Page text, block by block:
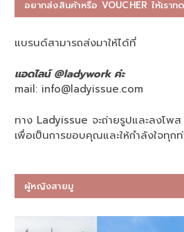
อยากส่งสินค้าหรือ VOUCHER ให้เรา
แบรนด์สามารถส่งมาให้ได้ที่
แอดไลน์ @ladywork ค่ะ
mail: info@ladyissue.com
ทาง Ladyissue จะถ่ายรูปและลงโพ
เพื่อเป็นการขอบคุณและให้กำลังใจทุก
ผู้หญิงสายมู